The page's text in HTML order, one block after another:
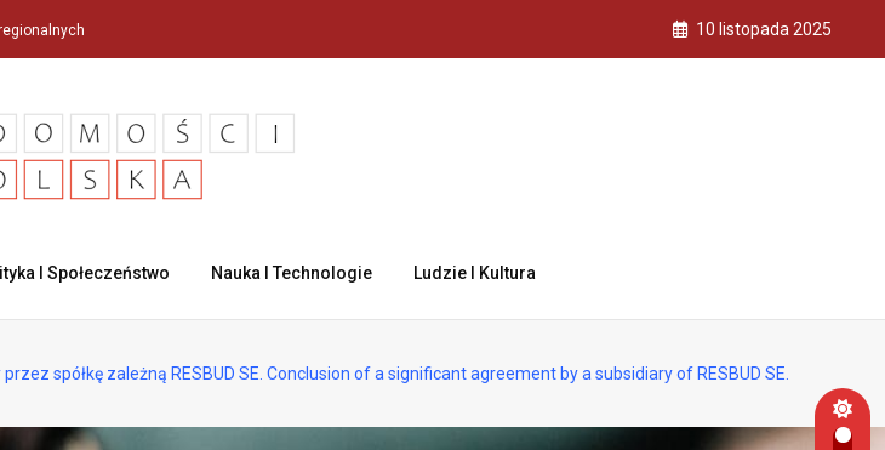
10 listopada 2025
I Społeczeństwo Nauka I Technologie Ludzie I Kultura
spółkę zależną RESBUD SE. Conclusion of a significant agreement by a subsidiary of RESBUD SE.